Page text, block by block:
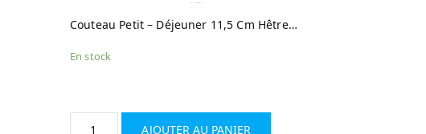
Couteau Petit – Déjeuner 11,5 Cm Hêtre…
En stock
AJOUTER AU PANIER